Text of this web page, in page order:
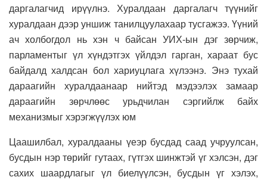
даргалагчид ирүүлнэ. Хуралдаан даргалагч түүнийг
хуралдаан дээр уншиж танилцуулахаар тусгажээ. Үүний
ач холбогдол нь хэн ч байсан УИХ-ын дэг зөрчиж,
парламентыг үл хүндэтгэх үйлдэл гарган, хараат бус
байдалд халдсан бол хариуцлага хүлээнэ. Энэ тухай
дараагийн хуралдаанаар нийтэд мэдээлэх замаар
дараагийн зөрчлөөс урьдчилан сэргийлж байх
механизмыг хэрэгжүүлэх юм
Цаашилбал, хуралдааны үеэр бусдад саад учруулсан,
бусдын нэр төрийг гутаах, гүтгэх шинжтэй үг хэлсэн, дэг
сахих шаардлагыг үл биелүүлсэн, бусдын үг хэлэх,